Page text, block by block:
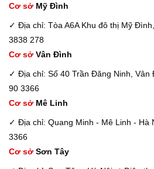
Cơ sở Mỹ Đình
✓ Địa chỉ: Tòa A6A Khu đô thị Mỹ
3838 278
Cơ sở Vân Đình
✓ Địa chỉ: Số 40 Trần Đăng Ninh, Vân
90 3366
Cơ sở Mê Linh
✓ Địa chỉ: Quang Minh - Mê Linh - Hà
3366
Cơ sở Sơn Tây